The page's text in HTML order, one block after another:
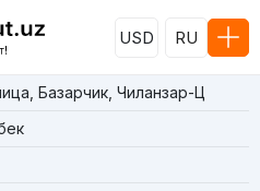
USD RU
Базарчик, Чиланзар-Ц